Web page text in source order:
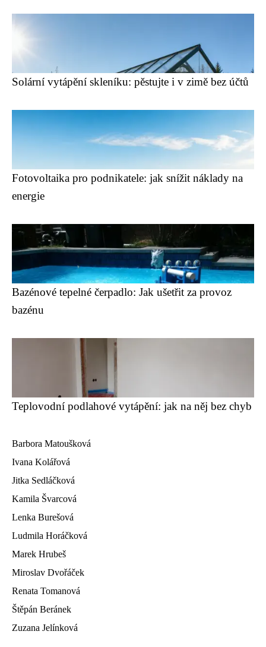
Solární vytápění skleníku: pěstujte i v zimě bez účtů
Fotovoltaika pro podnikatele: jak snížit náklady na
energie
Bazénové tepelné čerpadlo: Jak ušetřit za provoz
bazénu
Teplovodní podlahové vytápění: jak na něj bez chyb
Barbora Matoušková
Ivana Kolářová
Jitka Sedláčková
Kamila Švarcová
Lenka Burešová
Ludmila Horáčková
Marek Hrubeš
Miroslav Dvořáček
Renata Tomanová
Štěpán Beránek
Zuzana Jelínková